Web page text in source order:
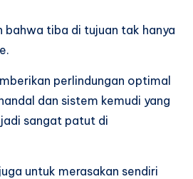
bahwa tiba di tujuan tak hanya
perlindungan optimal
dan sistem kemudi yang
sangat patut di
untuk merasakan sendiri